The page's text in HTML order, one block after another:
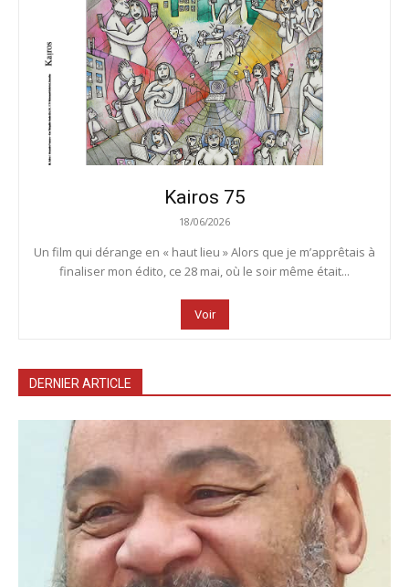
Kairos 75
18/06/2026
Un film qui dérange en « haut lieu » Alors que je m’apprêtais à
finaliser mon édito, ce 28 mai, où le soir même était...
Voir
DERNIER ARTICLE